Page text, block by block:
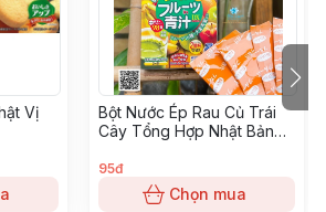
Vị
Bột Nước Ép Rau Củ Trái
Cây Tổng Hợp Nhật Bản
95đ
Chọn mua